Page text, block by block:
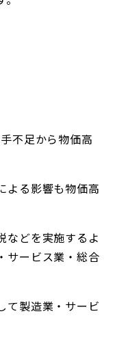
不足から物価高
よる影響も物価高
などを実施するよ
サービス業・総合
て製造業・サービ